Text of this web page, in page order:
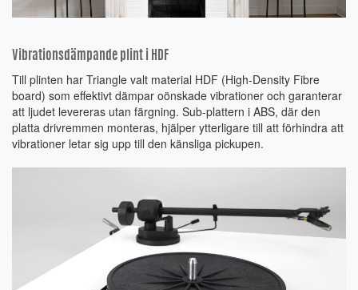
Vibrationsdämpande plint i HDF
Till plinten har Triangle valt material HDF (High-Density Fibre
board) som effektivt dämpar oönskade vibrationer och garanterar
att ljudet levereras utan färgning. Sub-plattern i ABS, där den
platta drivremmen monteras, hjälper ytterligare till att förhindra att
vibrationer letar sig upp till den känsliga pickupen.